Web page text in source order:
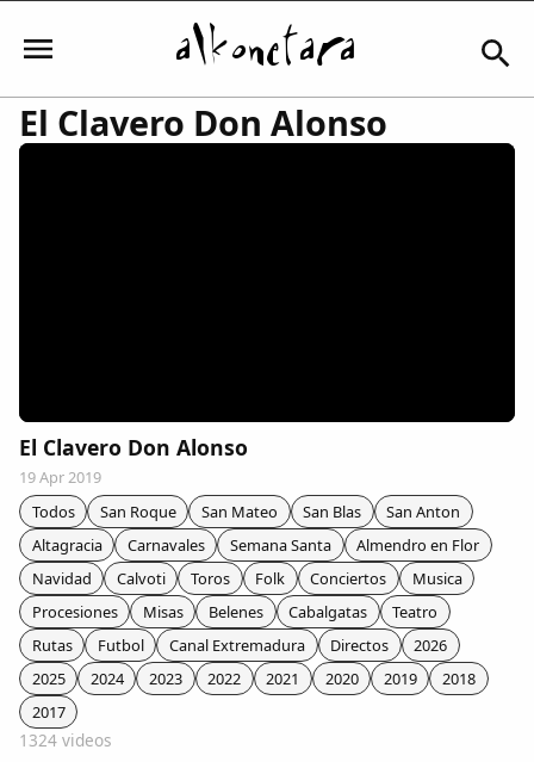
Comunidad
Colaboradores
AlkoTV
Biblioteca
Periódico Alconétar
El Clavero Don Alonso
El Clavero Don Alonso
19 Apr 2019
Todos
San Roque San Mateo San Blas
San Anton
Altagracia
Carnavales Semana Santa
Almendro en Flor
Navidad
Calvoti Toros Folk Conciertos
Musica
Procesiones
Misas Belenes Cabalgatas
Teatro
Rutas
Futbol Canal Extremadura Directos
2026
2025
2024 2023 2022 2021 2020 2019
2018
2017
1324 videos